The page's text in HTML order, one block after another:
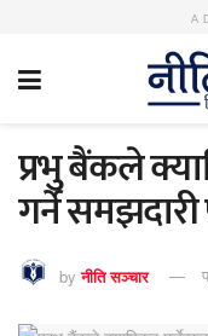
प्रभु बैंकले
गर्ने
by नीति सञ्चार